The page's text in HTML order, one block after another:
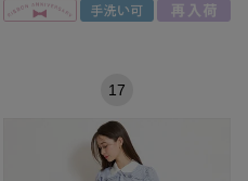
17